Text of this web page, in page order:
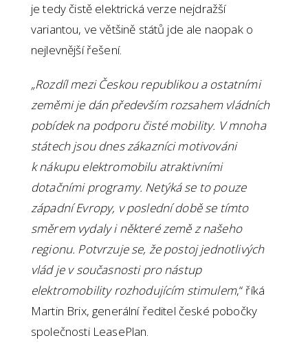
je tedy čistě elektrická verze nejdražší
variantou, ve většině států jde ale naopak o
nejlevnější řešení.
„Rozdíl mezi Českou republikou a ostatními
zeměmi je dán především rozsahem vládních
pobídek na podporu čisté mobility. V mnoha
státech jsou dnes zákazníci motivováni
k nákupu elektromobilu atraktivními
dotačními programy. Netýká se to pouze
západní Evropy, v poslední době se tímto
směrem vydaly i některé země z našeho
regionu. Potvrzuje se, že postoj jednotlivých
vlád je v současnosti pro nástup
elektromobility rozhodujícím stimulem,“ říká
Martin Brix, generální ředitel české pobočky
společnosti LeasePlan.